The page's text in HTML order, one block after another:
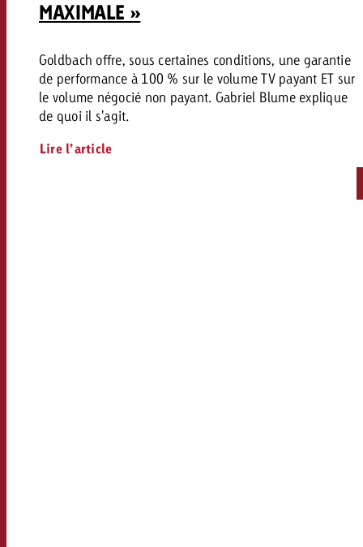
MAXIMALE »
Goldbach offre, sous certaines conditions, une garantie
de performance à 100 % sur le volume TV payant ET sur
le volume négocié non payant. Gabriel Blume explique
de quoi il s'agit.
Lire l’article